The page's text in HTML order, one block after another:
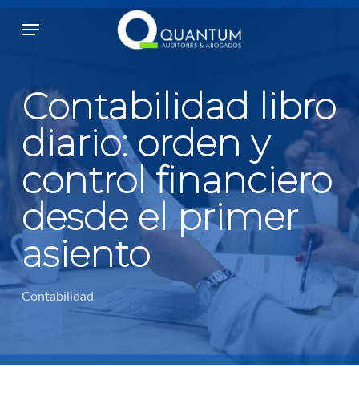
Skip
Menu
Contabilidad libro
diario: orden y
control financiero
desde el primer
asiento
Contabilidad